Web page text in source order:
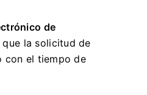
de
que la solicitud de
con el tiempo de